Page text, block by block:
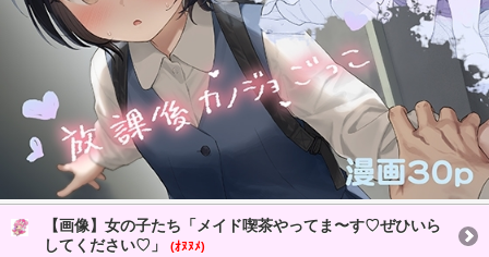
【画像】女の子たち「メイド喫茶やってま〜す♡ぜひいら
してください♡」
(ｵﾇﾇﾒ)